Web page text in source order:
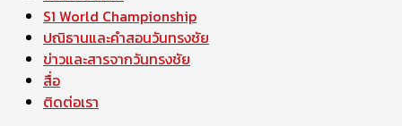
S1 World Championship
ปณิธานและคำสอนวันทรงชัย
ข่าวและสารจากวันทรงชัย
สื่อ
ติดต่อเรา